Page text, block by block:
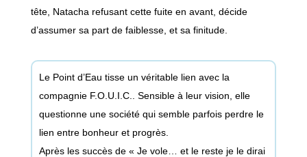
tête, Natacha refusant cette fuite en avant, décide
d’assumer sa part de faiblesse, et sa finitude.
Le Point d’Eau tisse un véritable lien avec la
compagnie F.O.U.I.C.. Sensible à leur vision, elle
questionne une société qui semble parfois perdre le
lien entre bonheur et progrès.
Après les succès de « Je vole… et le reste je le dirai